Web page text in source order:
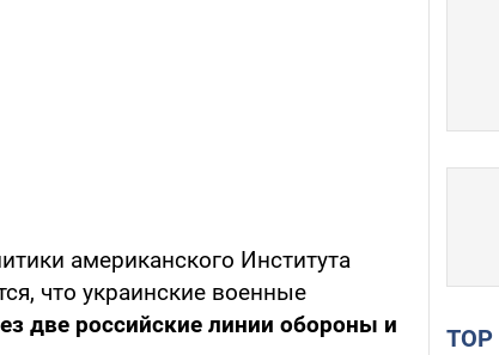
американского Института
что украинские военные
две российские линии обороны и